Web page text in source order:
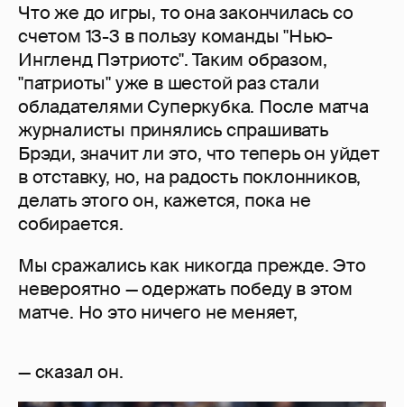
Что же до игры, то она закончилась со
счетом 13-3 в пользу команды "Нью-
Ингленд Пэтриотс". Таким образом,
"патриоты" уже в шестой раз стали
обладателями Суперкубка. После матча
журналисты принялись спрашивать
Брэди, значит ли это, что теперь он уйдет
в отставку, но, на радость поклонников,
делать этого он, кажется, пока не
собирается.
Мы сражались как никогда прежде. Это
невероятно — одержать победу в этом
матче. Но это ничего не меняет,
— сказал он.